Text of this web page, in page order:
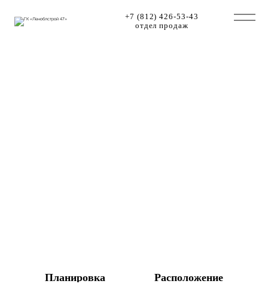
+7 (812) 426-53-43
отдел продаж
Планировка Расположение